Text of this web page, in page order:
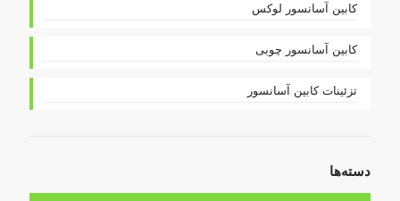
کابین آسانسور لوکس
کابین آسانسور چوبی
تزئینات کابین آسانسور
دسته‌ها